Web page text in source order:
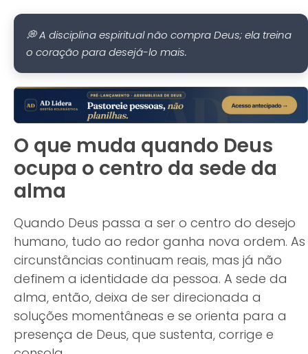
💭 A disciplina espiritual não compra Deus; ela treina
o coração para desejá-lo mais.
O que muda quando Deus
ocupa o centro da sede da
alma
Quando Deus passa a ser o centro do desejo
humano, tudo ao redor ganha nova ordem. As
circunstâncias continuam reais, mas já não
definem a identidade da pessoa. A sede da
alma, então, deixa de ser direcionada a
soluções momentâneas e se orienta para a
presença de Deus, que sustenta, corrige e